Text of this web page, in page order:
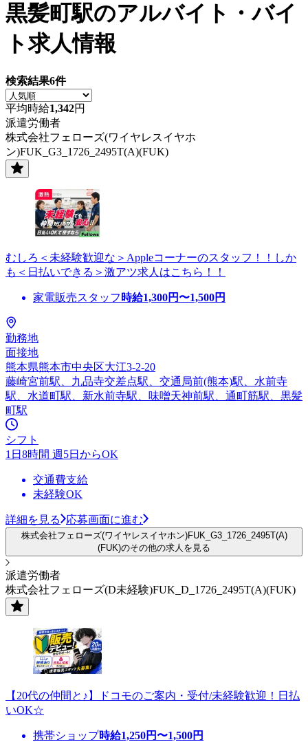
黒髪町駅のアルバイト・バイ
ト求人情報
検索結果6件
平均時給1,342円
派遣労働者
株式会社フェローズ(ワイヤレスイヤホ
ン)FUK_G3_1726_2495T(A)(FUK)
むしろ＜未経験歓迎な＞Appleコーナーのスタッフ！！しか
も＜日払いできる＞激アツ求人はこちら！！
家電販売スタッフ 時給1,300円〜1,500円
勤務地
面接地
熊本県熊本市中央区大江3-2-20
藤崎宮前駅、九品寺交差点駅、交通局前(熊本)駅、水前寺
駅、水道町駅、新水前寺駅、味噌天神前駅、通町筋駅、黒髪
町駅
シフト
1日8時間 週5日からOK
交通費支給
未経験OK
詳細を見る 応募画面に進む
株式会社フェローズ(ワイヤレスイヤホン)FUK_G3_1726_2495T(A)
(FUK)のその他の求人を見る
派遣労働者
株式会社フェローズ(D未経験)FUK_D_1726_2495T(A)(FUK)
【20代の仲間と♪】ドコモのご案内・受付/未経験歓迎！日払
いOK☆
携帯ショップ時給1,250円〜1,500円